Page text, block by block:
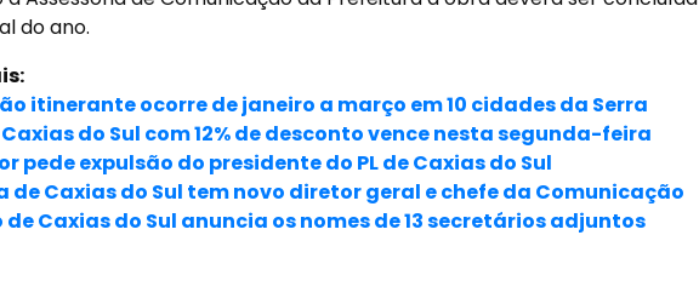
do ano.
itinerante ocorre de janeiro a março em 10 cidades da Serra
Caxias do Sul com 12% de desconto vence nesta segunda-feira
pede expulsão do presidente do PL de Caxias do Sul
de Caxias do Sul tem novo diretor geral e chefe da Comunicação
de Caxias do Sul anuncia os nomes de 13 secretários adjuntos